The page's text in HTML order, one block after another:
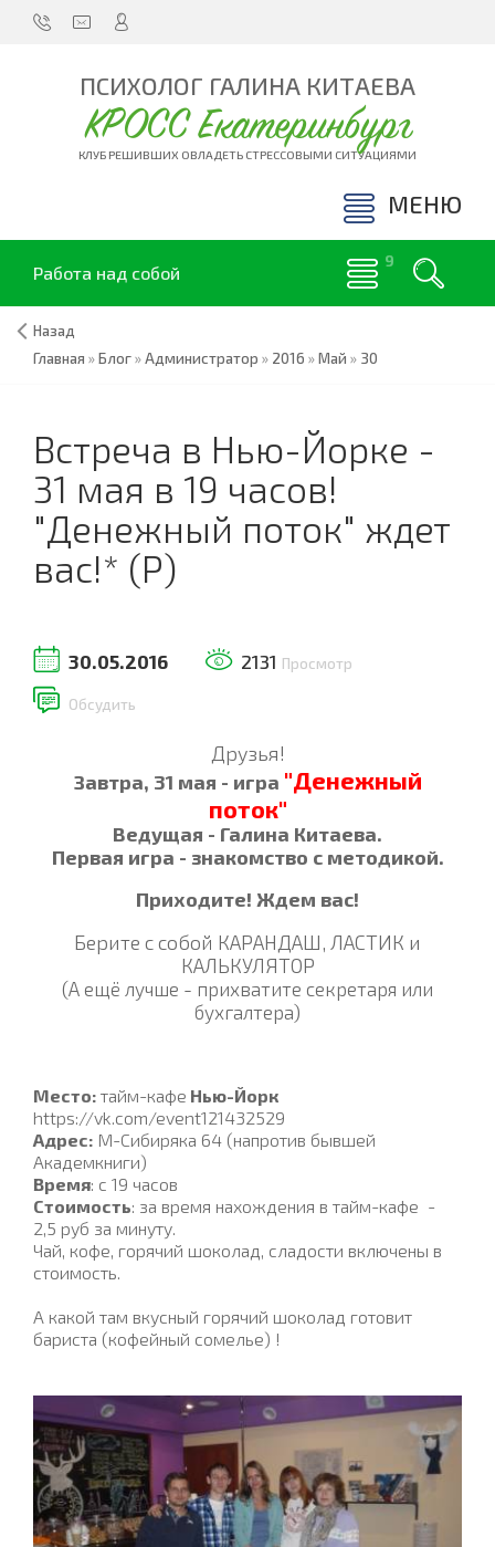
ПСИХОЛОГ ГАЛИНА КИТАЕВА
КРОСС Екатеринбург
КЛУБ РЕШИВШИХ ОВЛАДЕТЬ СТРЕССОВЫМИ СИТУАЦИЯМИ
МЕНЮ
Работа над собой
Назад
Главная »Блог»Администратор » 2016 »Май » 30
Встреча в Нью-Йорке -
31 мая в 19 часов!
"Денежный поток" ждет
вас!* (Р)
30.05.2016 2131 Просмотр
Обсудить
Друзья!
Завтра, 31 мая - игра "Денежный
поток"
Ведущая - Галина Китаева.
Первая игра - знакомство с методикой.
Приходите! Ждем вас!
Берите с собой КАРАНДАШ, ЛАСТИК и
КАЛЬКУЛЯТОР
(А ещё лучше - прихватите секретаря или
бухгалтера)
Место: тайм-кафе Нью-Йорк
https://vk.com/event121432529
Адрес: М-Сибиряка 64 (напротив бывшей
Академкниги)
Время: с 19 часов
Стоимость: за время нахождения в тайм-кафе -
2,5 руб за минуту.
Чай, кофе, горячий шоколад, сладости включены в
стоимость.
А какой там вкусный горячий шоколад готовит
бариста (кофейный сомелье) !